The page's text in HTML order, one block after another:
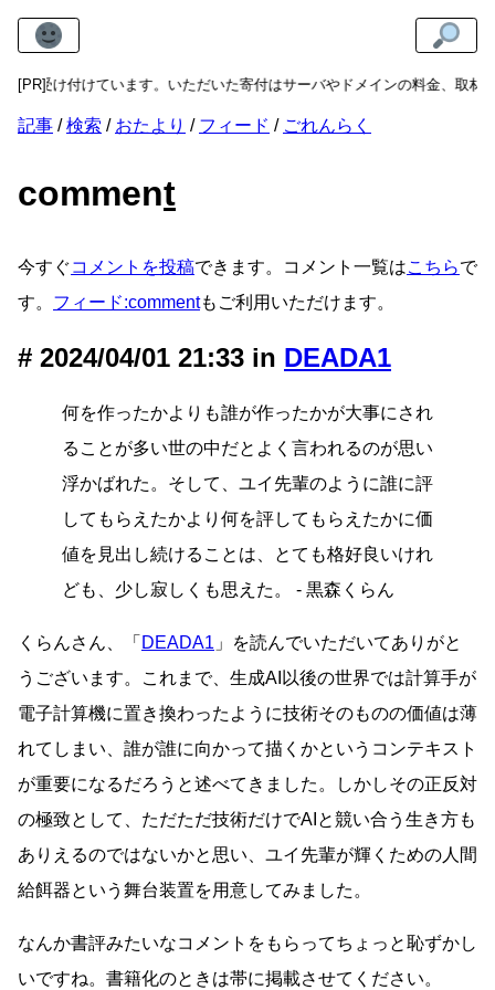
[PR]
を受け付けています。いただいた寄付はサーバやドメインの料金、取材
記事 検索 おたより フィード ごれんらく
comment
今すぐコメントを投稿できます。コメント一覧はこちらで
す。 フィード:commentもご利用いただけます。
2024/04/01 21:33 in DEADA1
何を作ったかよりも誰が作ったかが大事にされ
ることが多い世の中だとよく言われるのが思い
浮かばれた。そして、ユイ先輩のように誰に評
してもらえたかより何を評してもらえたかに価
値を見出し続けることは、とても格好良いけれ
ども、少し寂しくも思えた。 - 黒森くらん
くらんさん、「 DEADA1 」を読んでいただいてありがと
うございます。これまで、生成AI以後の世界では計算手が
電子計算機に置き換わったように技術そのものの価値は薄
れてしまい、誰が誰に向かって描くかというコンテキスト
が重要になるだろうと述べてきました。しかしその正反対
の極致として、ただただ技術だけでAIと競い合う生き方も
ありえるのではないかと思い、ユイ先輩が輝くための人間
給餌器という舞台装置を用意してみました。
なんか書評みたいなコメントをもらってちょっと恥ずかし
いですね。書籍化のときは帯に掲載させてください。